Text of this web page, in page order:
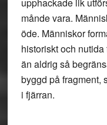
månde vara.
öde. Människor
historiskt och
än aldrig så
byggd på fragment,
i fjärran.